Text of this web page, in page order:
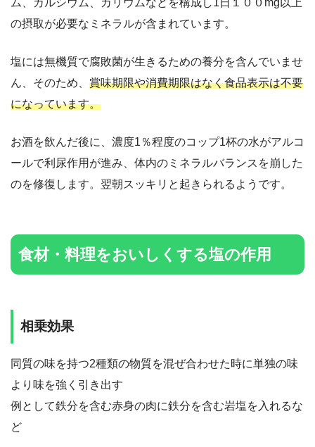
ム、カルシウム、カリウムなどを構成し1日１００mg以上
の摂取が必要なミネラルが含まれています。
塩には無機質で腐敗菌が生きるための養分を含んでいませ
ん、そのため、 賞味期限や消費期限はなく食品表示は不要
になっています。
お酒を飲んだ後に、濃度1％程度のコップ1杯の水がアルコ
ールで利尿作用が進み、体内のミネラルバランスを崩した
のを修復します。翌朝スッキリと起きられるようです。
食材・料理をおいしくする塩の作用
相乗効果
同質の味を持つ2種類の物質を混ぜ合わせた時に単独の味
より味を強く引き出す
例として鉄分を含む赤身の肉に鉄分を含む岩塩を入れるな
ど